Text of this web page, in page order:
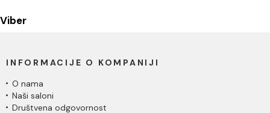
Viber
INFORMACIJE O KOMPANIJI
O nama
Naši saloni
Društvena odgovornost